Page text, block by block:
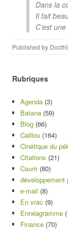
Dans la
Il fait
C’est
Published by
Rubriques
Agenda (3)
Batana (59)
Blog (66)
Caillou (164)
Cinétique du
Citations (21)
Courir(80)
développement
e-mail (8)
En vrac (9)
Ennéagramme
Finance (70)